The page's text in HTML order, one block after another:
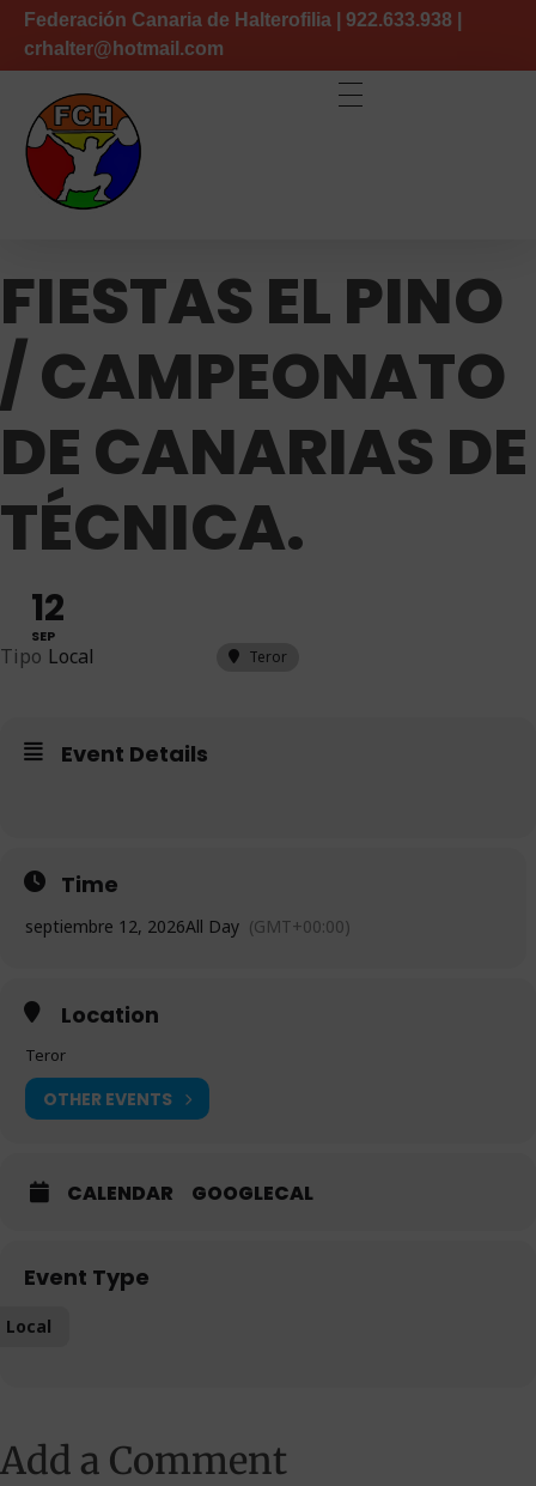
Federación Canaria de Halterofilia | 922.633.938 |
crhalter@hotmail.com
FIESTAS EL PINO
/ CAMPEONATO
DE CANARIAS DE
TÉCNICA.
12
SEP
Tipo Local Teror
Event Details
Time
septiembre 12, 2026All Day (GMT+00:00)
Location
Teror
OTHER EVENTS
CALENDAR GOOGLECAL
Event Type
Local
Add a Comment